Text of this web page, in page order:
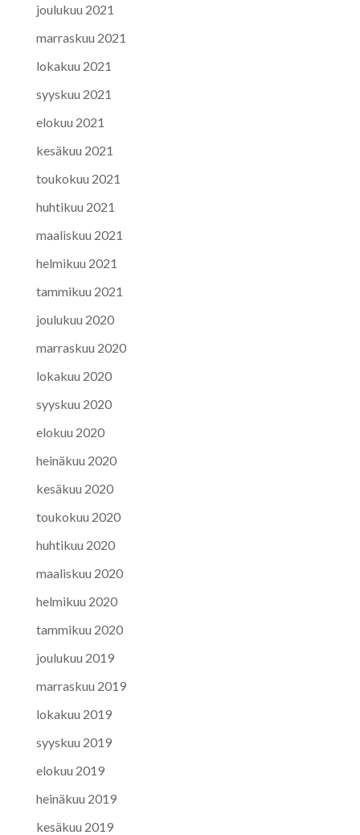
joulukuu 2021
marraskuu 2021
lokakuu 2021
syyskuu 2021
elokuu 2021
kesäkuu 2021
toukokuu 2021
huhtikuu 2021
maaliskuu 2021
helmikuu 2021
tammikuu 2021
joulukuu 2020
marraskuu 2020
lokakuu 2020
syyskuu 2020
elokuu 2020
heinäkuu 2020
kesäkuu 2020
toukokuu 2020
huhtikuu 2020
maaliskuu 2020
helmikuu 2020
tammikuu 2020
joulukuu 2019
marraskuu 2019
lokakuu 2019
syyskuu 2019
elokuu 2019
heinäkuu 2019
kesäkuu 2019